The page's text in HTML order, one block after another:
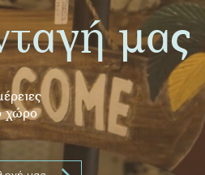
μας
χώρο